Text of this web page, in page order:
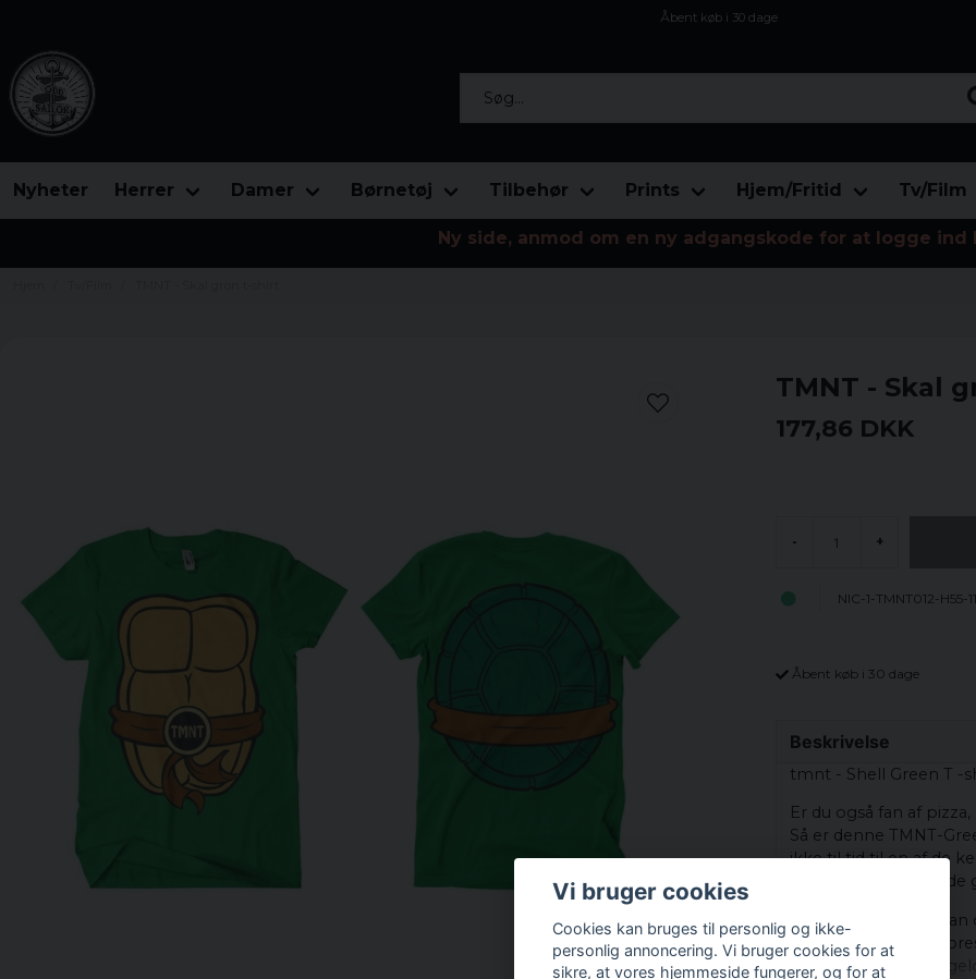
Åbent køb i 30 dage
Nyheter Herrer Damer Børnetøj Tilbehør Prints Hjem/Fritid Tv/Film
Ny side, anmod om en ny adgangskode for at logge ind
TMNT - Skal
177,86 DKK
- +
NIC-1-TMNT012-H55-
Åbent køb i 30 dage
Beskrivelse
tmnt - Shell Green T -
Er du også fan af
Så er denne TMNT-
ikke til tid til en af ​​de
kriminalitet og sprede
Den grønne skal
yndlingsfigurer fra
Leonardo,
Vi bruger cookies
Cookies kan bruges til personlig og ikke-
personlig annoncering. Vi bruger cookies for at
sikre, at vores hjemmeside fungerer, og for at